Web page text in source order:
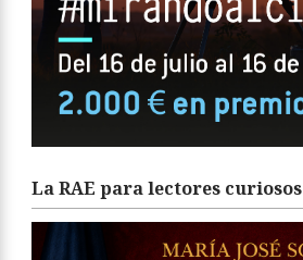
La RAE para lectores curiosos